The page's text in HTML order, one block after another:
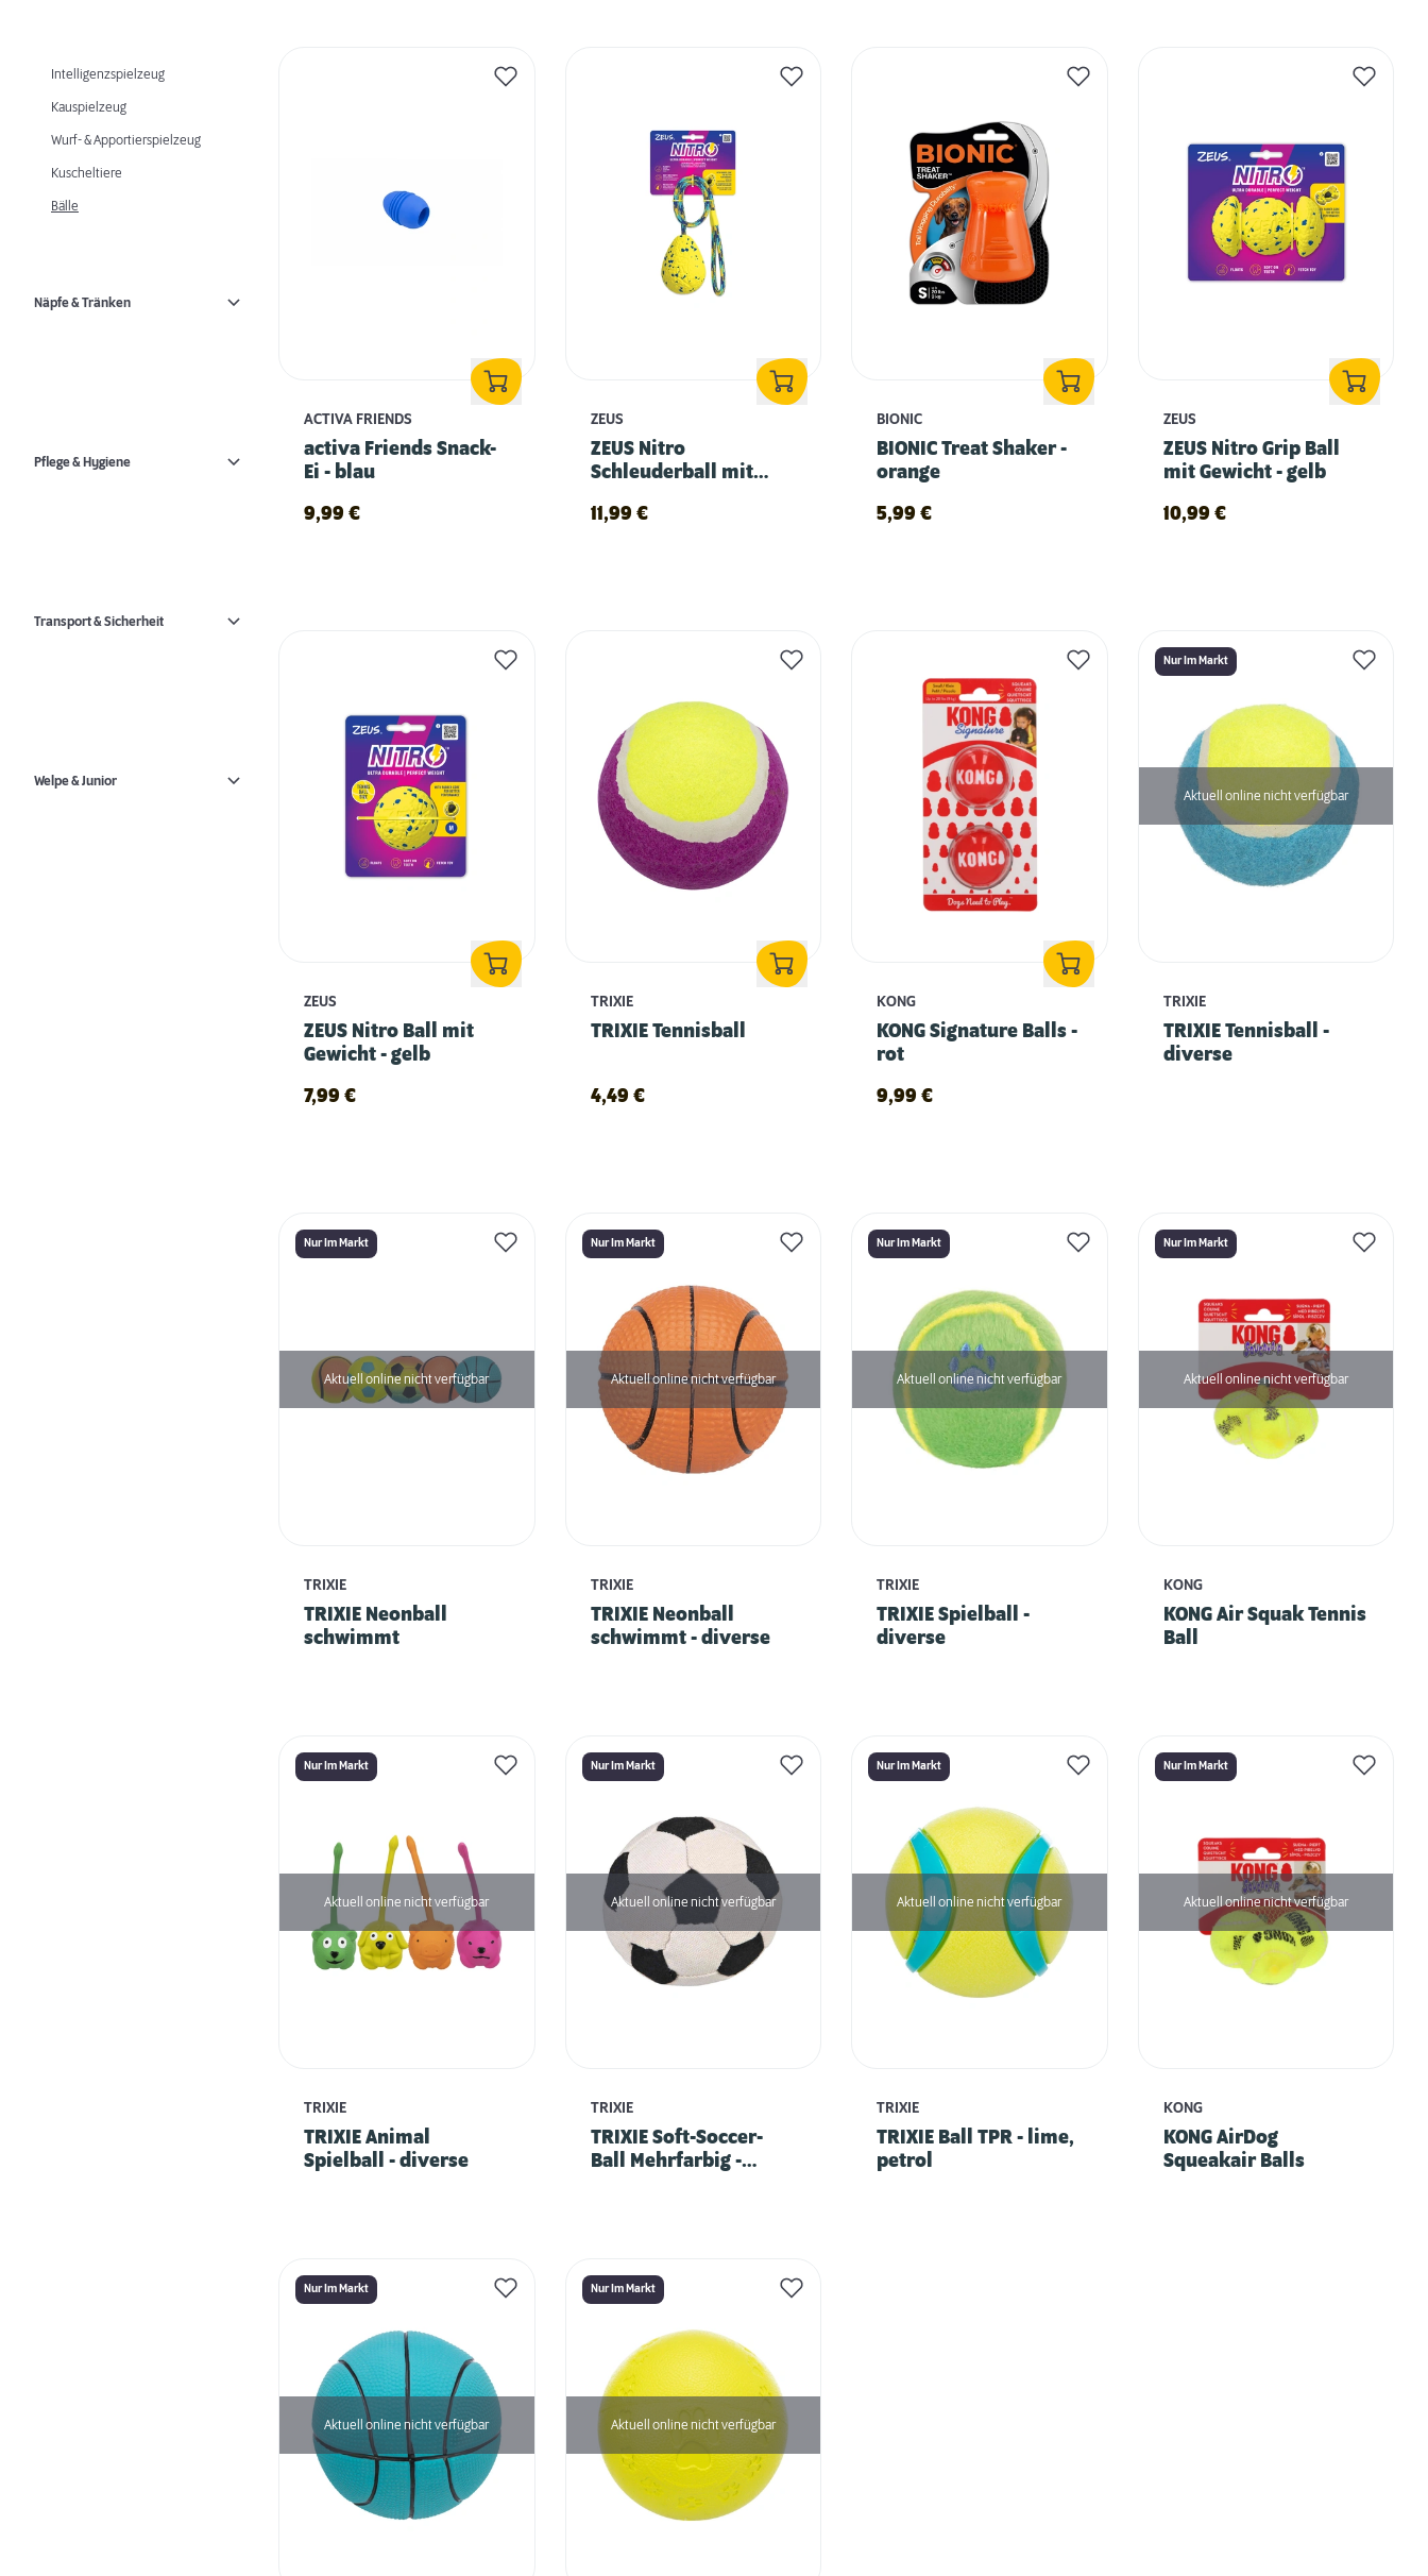
Intelligenzspielzeug
Kauspielzeug
Wurf- & Apportierspielzeug
Kuscheltiere
Bälle
Näpfe & Tränken
Pflege & Hygiene
Transport & Sicherheit
Welpe & Junior
ACTIVA FRIENDS
activa Friends Snack-
Ei - blau
9,99 €
ZEUS
ZEUS Nitro
Schleuderball mit
11,99 €
BIONIC
BIONIC Treat Shaker -
orange
5,99 €
ZEUS
ZEUS Nitro Grip Ball
mit Gewicht - gelb
10,99 €
ZEUS
ZEUS Nitro Ball mit
Gewicht - gelb
7,99 €
TRIXIE
TRIXIE Tennisball
4,49 €
KONG
KONG Signature Balls -
rot
9,99 €
Nur Im Markt
Aktuell online nicht verfügbar
TRIXIE
TRIXIE Tennisball -
diverse
Nur Im Markt
Aktuell online nicht verfügbar
TRIXIE
TRIXIE Neonball
schwimmt
Nur Im Markt
Aktuell online nicht verfügbar
TRIXIE
TRIXIE Neonball
schwimmt - diverse
Nur Im Markt
Aktuell online nicht verfügbar
TRIXIE
TRIXIE Spielball -
diverse
Nur Im Markt
Aktuell online nicht verfügbar
KONG
KONG Air Squak Tennis
Ball
Nur Im Markt
Aktuell online nicht verfügbar
TRIXIE
TRIXIE Animal
Spielball - diverse
Nur Im Markt
Aktuell online nicht verfügbar
TRIXIE
TRIXIE Soft-Soccer-
Ball Mehrfarbig -
Nur Im Markt
Aktuell online nicht verfügbar
TRIXIE
TRIXIE Ball TPR - lime,
petrol
Nur Im Markt
Aktuell online nicht verfügbar
KONG
KONG AirDog
Squeakair Balls
Nur Im Markt
Aktuell online nicht verfügbar
Nur Im Markt
Aktuell online nicht verfügbar